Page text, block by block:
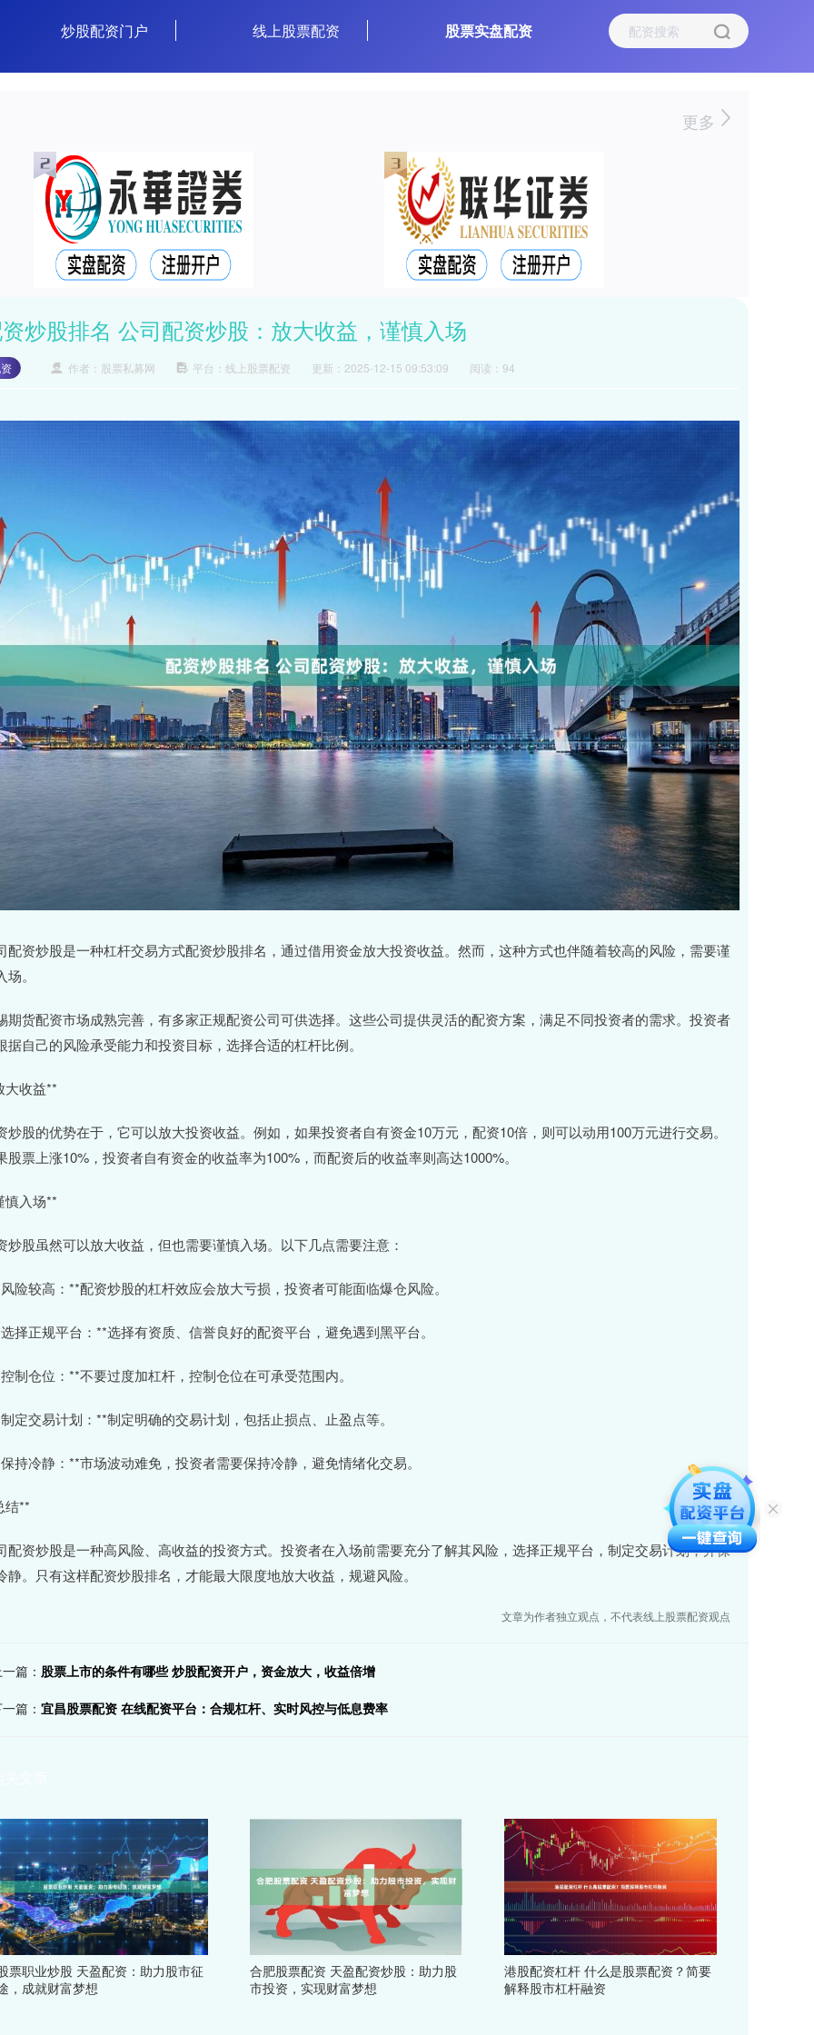
炒股配资门户 线上股票配资 股票实盘配资
更多
炒股排名 公司配资炒股：放大收益，谨慎入场
作者：股票私募网 平台：线上股票配资 更新：2025-12-15 09:53:09 阅读：94
配资炒股是一种杠杆交易方式配资炒股排名，通过借用资金放大投资收益。然而，这种方式也伴随着较高的风险，需要谨
。
期货配资市场成熟完善，有多家正规配资公司可供选择。这些公司提供灵活的配资方案，满足不同投资者的需求。投资者
据自己的风险承受能力和投资目标，选择合适的杠杆比例。
大收益**
炒股的优势在于，它可以放大投资收益。例如，如果投资者自有资金10万元，配资10倍，则可以动用100万元进行交易。
股票上涨10%，投资者自有资金的收益率为100%，而配资后的收益率则高达1000%。
慎入场**
炒股虽然可以放大收益，但也需要谨慎入场。以下几点需要注意：
险较高：**配资炒股的杠杆效应会放大亏损，投资者可能面临爆仓风险。
择正规平台：**选择有资质、信誉良好的配资平台，避免遇到黑平台。
制仓位：**不要过度加杠杆，控制仓位在可承受范围内。
定交易计划：**制定明确的交易计划，包括止损点、止盈点等。
持冷静：**市场波动难免，投资者需要保持冷静，避免情绪化交易。
结**
配资炒股是一种高风险、高收益的投资方式。投资者在入场前需要充分了解其风险，选择正规平台，制定交易计划，并保
静。只有这样配资炒股排名，才能最大限度地放大收益，规避风险。
文章为作者独立观点，不代表线上股票配资观点
一篇： 股票上市的条件有哪些 炒股配资开户，资金放大，收益倍增
篇： 宜昌股票配资 在线配资平台：合规杠杆、实时风控与低息费率
票职业炒股 天盈配资：助力股市征
，成就财富梦想
合肥股票配资 天盈配资炒股：助力股
市投资，实现财富梦想
港股配资杠杆 什么是股票配资？简要
解释股市杠杆融资